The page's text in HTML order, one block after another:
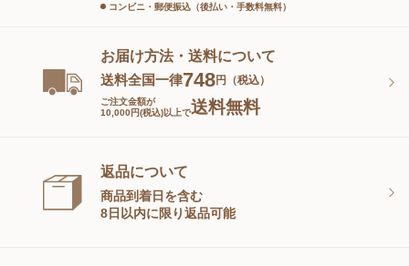
コンビニ・郵便振込（後払い・手数料無料）
お届け方法・送料について
送料全国一律748円（税込）
ご注文金額が
10,000円(税込)以上で送料無料
返品について
商品到着日を含む
8日以内に限り返品可能